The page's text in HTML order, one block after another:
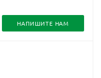
НАПИШИТЕ НАМ